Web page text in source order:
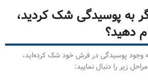
به پوسیدگی شک کردید،
دهید؟
وجود پوسیدگی در فرش خود شک کرده‌اید،
زیر را دنبال نمایید: